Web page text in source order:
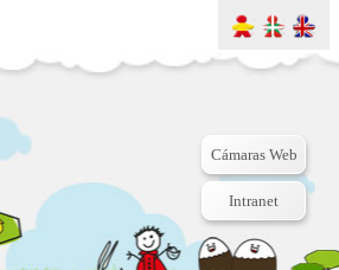
Cámaras Web
Intranet